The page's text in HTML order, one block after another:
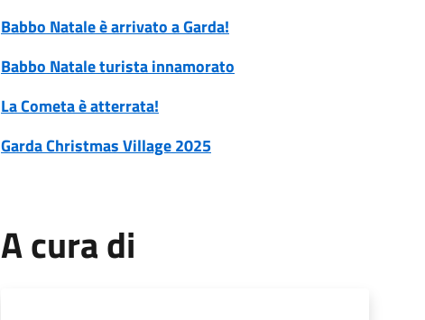
Babbo Natale è arrivato a Garda!
Babbo Natale turista innamorato
La Cometa è atterrata!
Garda Christmas Village 2025
A cura di